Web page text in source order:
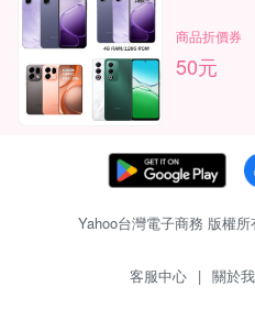
商品折價券
50元
Yahoo台灣電子商務 版權
客服中心 | 關於